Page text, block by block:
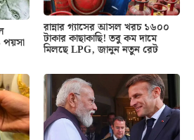
পয়সা
রান্নার গ্যাসের আসল খরচ ১৬০০
টাকার কাছাকাছি! তবু কম দামে
মিলছে LPG, জানুন নতুন রেট